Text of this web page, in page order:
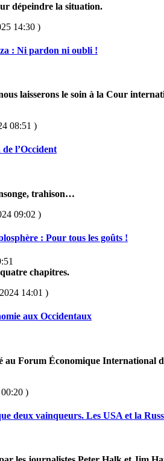
dépeindre la situation.
14:30 )
: Ni pardon ni oubli !
laisserons le soin à la Cour
08:51 )
l’Occident
trahison…
09:02 )
: Pour tous les goûts !
chapitres.
14:01 )
aux Occidentaux
au Forum Économique International
)
deux vainqueurs. Les USA et la